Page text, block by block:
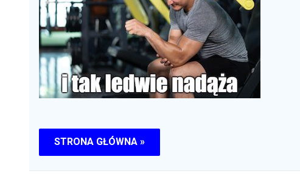
STRONA GŁÓWNA »